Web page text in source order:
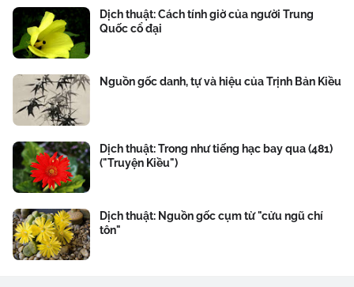
Dịch thuật: Cách tính giờ của người Trung
Quốc cổ đại
Nguồn gốc danh, tự và hiệu của Trịnh Bản Kiều
Dịch thuật: Trong như tiếng hạc bay qua (481)
("Truyện Kiều")
Dịch thuật: Nguồn gốc cụm từ "cửu ngũ chí
tôn"